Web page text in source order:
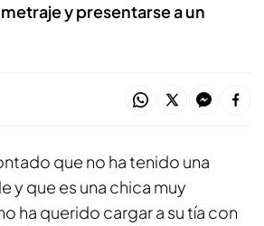
y presentarse a un
que no ha tenido una
y que es una chica muy
ha querido cargar a su tía con